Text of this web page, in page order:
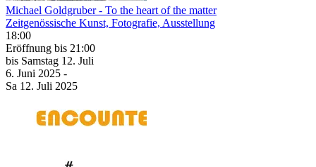
Michael Goldgruber- To the heart of the matter
Zeitgenössische Kunst, Fotografie, Ausstellung
18:00
Eröffnung bis 21:00
bis Samstag 12. Juli
6. Juni 2025 -
Sa 12. Juli 2025